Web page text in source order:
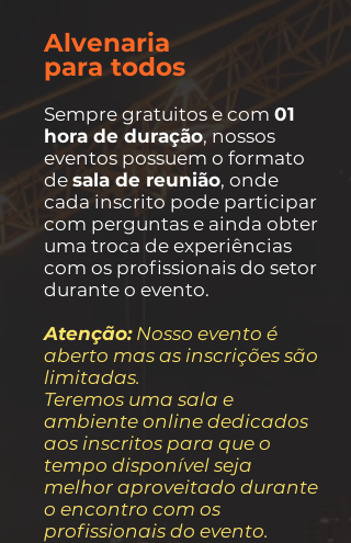
Alvenaria
para todos
Sempre gratuitos e com 01
hora de duração, nossos
eventos possuem o formato
de sala de reunião, onde
cada inscrito pode participar
com perguntas e ainda obter
uma troca de experiências
com os profissionais do setor
durante o evento.
Atenção: Nosso evento é
aberto mas as inscrições são
limitadas.
Teremos uma sala e
ambiente online dedicados
aos inscritos para que o
tempo disponível seja
melhor aproveitado durante
o encontro com os
profissionais do evento.